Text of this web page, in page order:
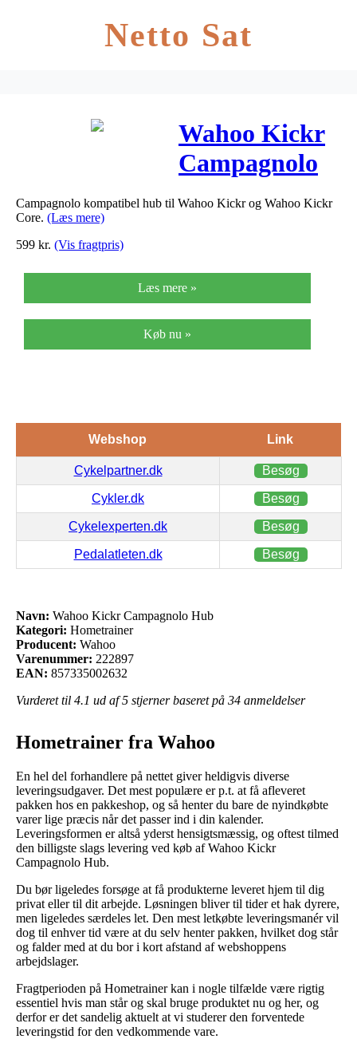
Netto Sat
Wahoo Kickr
Campagnolo
Hub
Campagnolo kompatibel hub til Wahoo Kickr og Wahoo Kickr
Core. (Læs mere)
599 kr. (Vis fragtpris)
Læs mere »
Køb nu »
Webshop Link
Cykelpartner.dk Besøg
Cykler.dk Besøg
Cykelexperten.dk Besøg
Pedalatleten.dk Besøg
Navn: Wahoo Kickr Campagnolo Hub
Kategori: Hometrainer
Producent: Wahoo
Varenummer: 222897
EAN: 857335002632
Vurderet til 4.1 ud af 5 stjerner baseret på 34 anmeldelser
Hometrainer fra Wahoo
En hel del forhandlere på nettet giver heldigvis diverse
leveringsudgaver. Det mest populære er p.t. at få afleveret
pakken hos en pakkeshop, og så henter du bare de nyindkøbte
varer lige præcis når det passer ind i din kalender.
Leveringsformen er altså yderst hensigtsmæssig, og oftest tilmed
den billigste slags levering ved køb af Wahoo Kickr
Campagnolo Hub.
Du bør ligeledes forsøge at få produkterne leveret hjem til dig
privat eller til dit arbejde. Løsningen bliver til tider et hak dyrere,
men ligeledes særdeles let. Den mest letkøbte leveringsmanér vil
dog til enhver tid være at du selv henter pakken, hvilket dog står
og falder med at du bor i kort afstand af webshoppens
arbejdslager.
Fragtperioden på Hometrainer kan i nogle tilfælde være rigtig
essentiel hvis man står og skal bruge produktet nu og her, og
derfor er det sandelig aktuelt at vi studerer den forventede
leveringstid for den vedkommende vare.